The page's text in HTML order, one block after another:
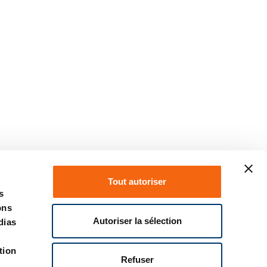
Tout autoriser
Autoriser la sélection
Refuser